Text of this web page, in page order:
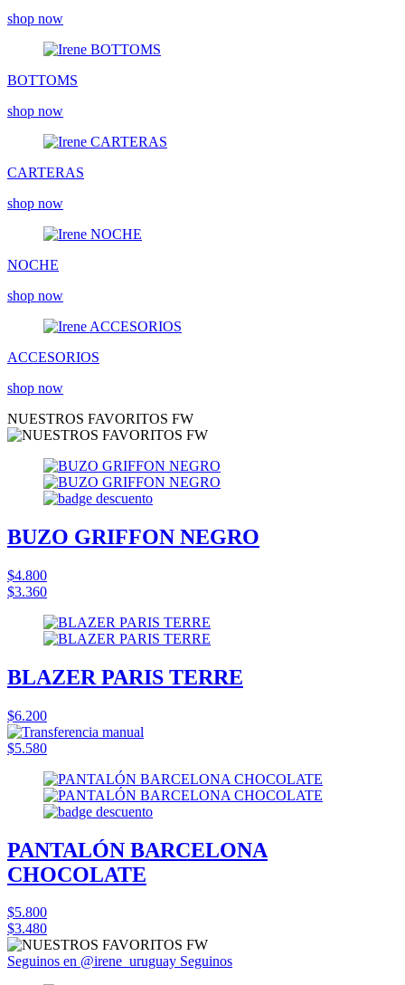
shop now
BOTTOMS
shop now
CARTERAS
shop now
NOCHE
shop now
ACCESORIOS
shop now
NUESTROS FAVORITOS FW
BUZO GRIFFON NEGRO
$4.800
$3.360
BLAZER PARIS TERRE
$6.200
$5.580
PANTALÓN BARCELONA
CHOCOLATE
$5.800
$3.480
Seguinos en @irene_uruguay Seguinos